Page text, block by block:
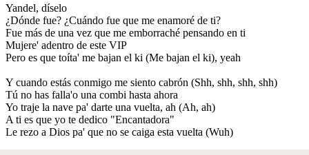
Yandel, díselo
¿Dónde fue? ¿Cuándo fue que me enamoré de ti?
Fue más de una vez que me emborraché pensando en ti
Mujere' adentro de este VIP
Pero es que toíta' me bajan el ki (Me bajan el ki), yeah
Y cuando estás conmigo me siento cabrón (Shh, shh, shh, shh)
Tú no has falla'o una combi hasta ahora
Yo traje la nave pa' darte una vuelta, ah (Ah, ah)
A ti es que yo te dedico "Encantadora"
Le rezo a Dios pa' que no se caiga esta vuelta (Wuh)